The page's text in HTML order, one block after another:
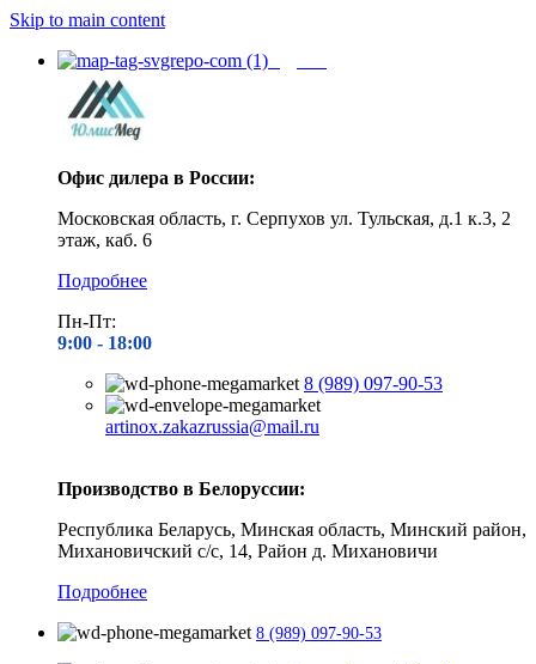
Skip to main content
Офис дилера в России:
Московская область, г. Серпухов ул. Тульская, д.1 к.3, 2
этаж, каб. 6
Подробнее
Пн-Пт:
9:00 - 18:00
8 (989) 097-90-53
artinox.zakazrussia@mail.ru
Производство в Белоруссии:
Республика Беларусь, Минская область, Минский район,
Михановичский с/с, 14, Район д. Михановичи
Подробнее
8 (989) 097-90-53